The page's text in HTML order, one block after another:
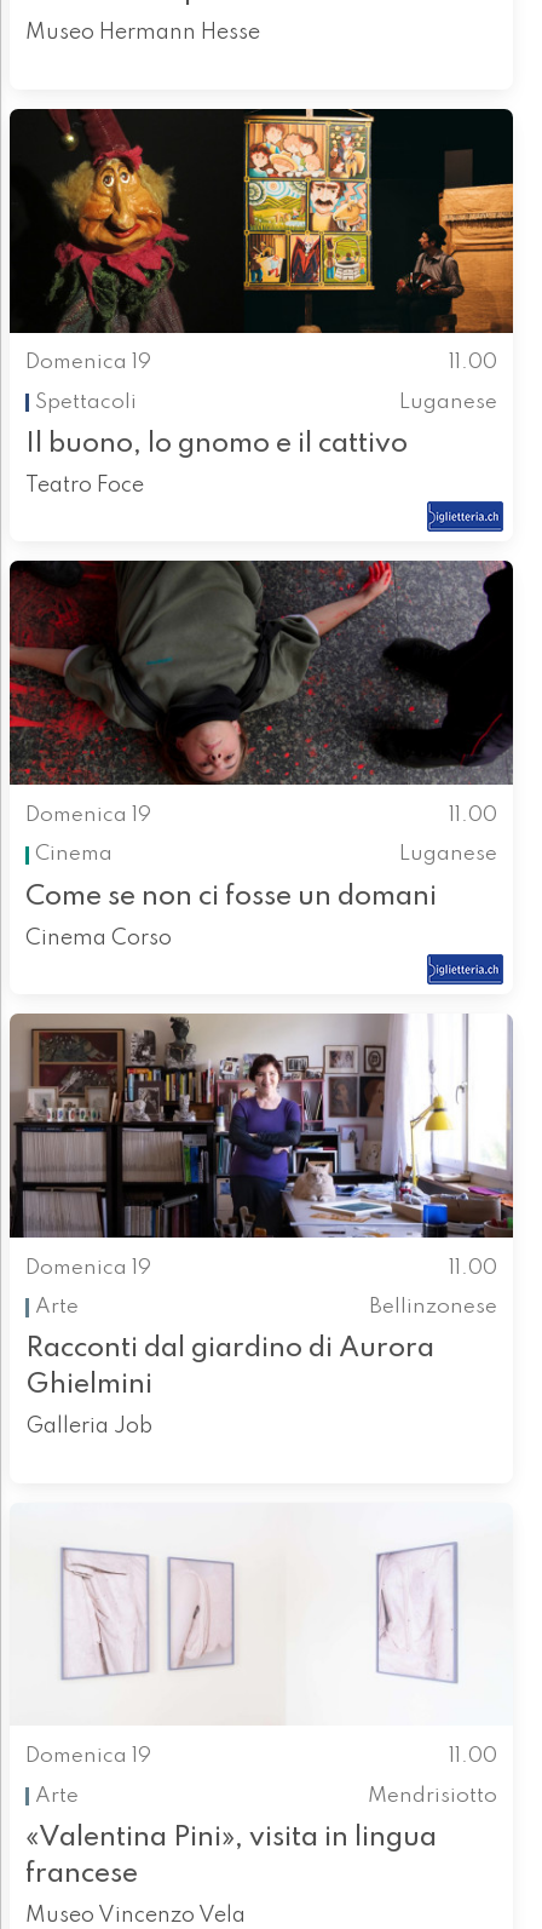
Museo Hermann Hesse
Domenica 19
11.00
Spettacoli
Luganese
Il buono, lo gnomo e il cattivo
Teatro Foce
Domenica 19
11.00
Cinema
Luganese
Come se non ci fosse un domani
Cinema Corso
Domenica 19
11.00
Arte
Bellinzonese
Racconti dal giardino di Aurora
Ghielmini
Galleria Job
Domenica 19
11.00
Arte
Mendrisiotto
«Valentina Pini», visita in lingua
francese
Museo Vincenzo Vela